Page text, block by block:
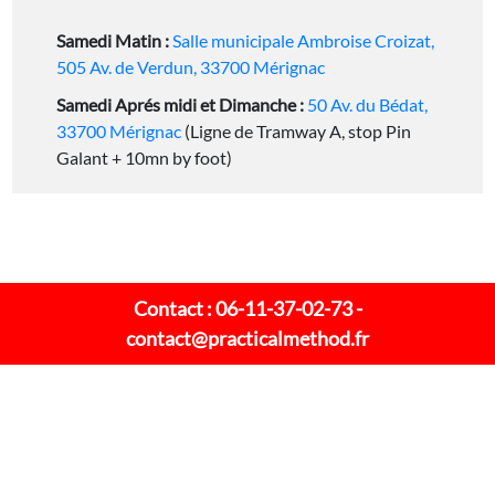
Samedi Matin : Salle municipale Ambroise Croizat,
505 Av. de Verdun, 33700 Mérignac
Samedi Aprés midi et Dimanche : 50 Av. du Bédat,
33700 Mérignac (Ligne de Tramway A, stop Pin
Galant + 10mn by foot)
Contact : 06-11-37-02-73 -
contact@practicalmethod.fr